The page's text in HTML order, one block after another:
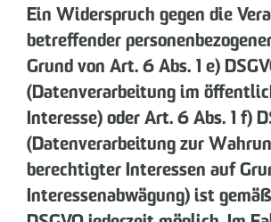
Ein Widerspruch gegen die
betreffender
Grund von Art. 6 Abs. 1 e)
(Datenverarbeitung im
Interesse) oder Art. 6 Abs. 1 f)
(Datenverarbeitung zur
berechtigter Interessen auf
Interessenabwägung) ist